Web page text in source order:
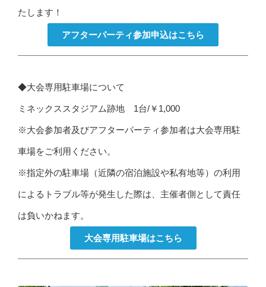
たします！
アフターパーティ参加申込はこちら
◆大会専用駐車場について
ミネックススタジアム跡地 1台/￥1,000
※大会参加者及びアフターパーティ参加者は大会専用駐
車場をご利用ください。
※指定外の駐車場（近隣の宿泊施設や私有地等）の利用
によるトラブル等が発生した際は、主催者側として責任
は負いかねます。
大会専用駐車場はこちら